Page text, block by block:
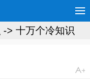
-> 十万个冷知识